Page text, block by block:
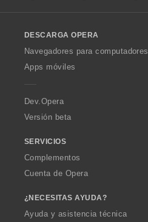
w
O
p
a
DESCARGA OPERA
Navegadores para computadores
Apps móviles
Dev.Opera
Versión beta
SERVICIOS
Complementos
Cuenta de Opera
¿NECESITAS AYUDA?
Ayuda y asistencia técnica